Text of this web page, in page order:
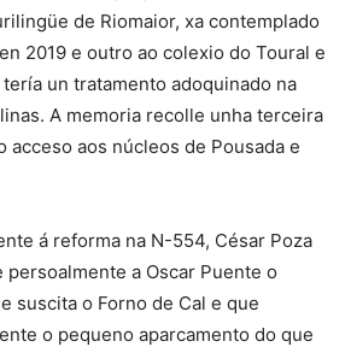
de Riomaior, xa contemplado
2019 e outro ao colexio do Toural e
un tratamento adoquinado na
A memoria recolle unha terceira
acceso aos núcleos de Pousada e
á reforma na N-554, César Poza
a Oscar Puente o
suscita o Forno de Cal e que
o pequeno aparcamento do que